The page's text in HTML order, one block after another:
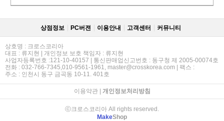
상점정보 PC버젼 이용안내 고객센터 커뮤니티
상호명 : 크로스코리아
대표 : 류지현 | 개인정보 보호 책임자 : 류지현
사업자등록번호 :121-10-40157 | 통신판매업신고번호 : 동구청 제 2005-00074호
전화 : 032-766-7345,010-9561-1961, master@crosskorea.com | 팩스 :
주소 : 인천시 동구 금곡동 10-11. 401호
이용약관| 개인정보처리방침
ⓒ크로스코리아 All rights reserved.
MakeShop